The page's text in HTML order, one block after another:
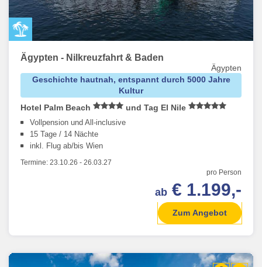
Ägypten - Nilkreuzfahrt & Baden
Ägypten
Geschichte hautnah, entspannt durch 5000 Jahre
Kultur
Hotel Palm Beach
und Tag El Nile
Vollpension und All-inclusive
15 Tage / 14 Nächte
inkl. Flug ab/bis Wien
Termine: 23.10.26 - 26.03.27
pro Person
ab € 1.199,-
Zum Angebot